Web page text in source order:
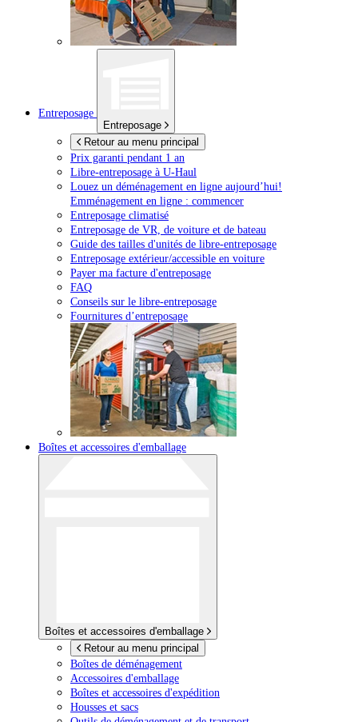
Entreposage
Entreposage
Retour au menu principal
Prix garanti pendant 1 an
Libre-entreposage à U-Haul
Louez un déménagement en ligne aujourd’hui!
Emménagement en ligne : commencer
Entreposage climatisé
Entreposage de VR, de voiture et de bateau
Guide des tailles d'unités de libre-entreposage
Entreposage extérieur/accessible en voiture
Payer ma facture d'entreposage
FAQ
Conseils sur le libre-entreposage
Fournitures d’entreposage
Boîtes et accessoires d'emballage
Boîtes et accessoires d'emballage
Retour au menu principal
Boîtes de déménagement
Accessoires d'emballage
Boîtes et accessoires d'expédition
Housses et sacs